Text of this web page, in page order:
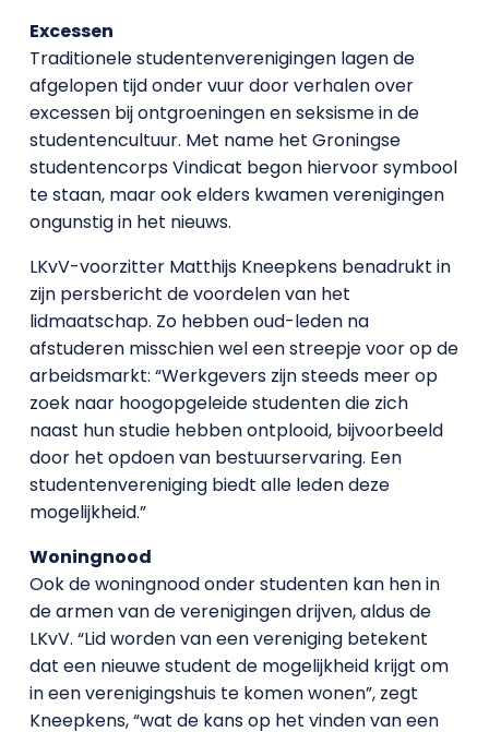
Excessen
Traditionele studentenverenigingen lagen de
afgelopen tijd onder vuur door verhalen over
excessen bij ontgroeningen en seksisme in de
studentencultuur. Met name het Groningse
studentencorps Vindicat begon hiervoor symbool
te staan, maar ook elders kwamen verenigingen
ongunstig in het nieuws.
LKvV-voorzitter Matthijs Kneepkens benadrukt in
zijn persbericht de voordelen van het
lidmaatschap. Zo hebben oud-leden na
afstuderen misschien wel een streepje voor op de
arbeidsmarkt: “Werkgevers zijn steeds meer op
zoek naar hoogopgeleide studenten die zich
naast hun studie hebben ontplooid, bijvoorbeeld
door het opdoen van bestuurservaring. Een
studentenvereniging biedt alle leden deze
mogelijkheid.”
Woningnood
Ook de woningnood onder studenten kan hen in
de armen van de verenigingen drijven, aldus de
LKvV. “Lid worden van een vereniging betekent
dat een nieuwe student de mogelijkheid krijgt om
in een verenigingshuis te komen wonen”, zegt
Kneepkens, “wat de kans op het vinden van een